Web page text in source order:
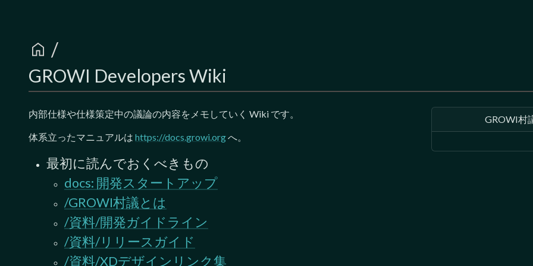
home /
GROWI Developers Wiki
内部仕様や仕様策定中の議論の内容をメモしていく Wiki です。
体系立ったマニュアルは https://docs.growi.orgへ。
最初に読んでおくべきもの
docs: 開発スタートアップ
/GROWI村議とは
/資料/開発ガイドライン
/資料/リリースガイド
/資料/XDデザインリンク集
GROWI村